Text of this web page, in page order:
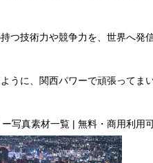
つ技術力や競争力を、世界へ発
うに、関西パワーで頑張ってま